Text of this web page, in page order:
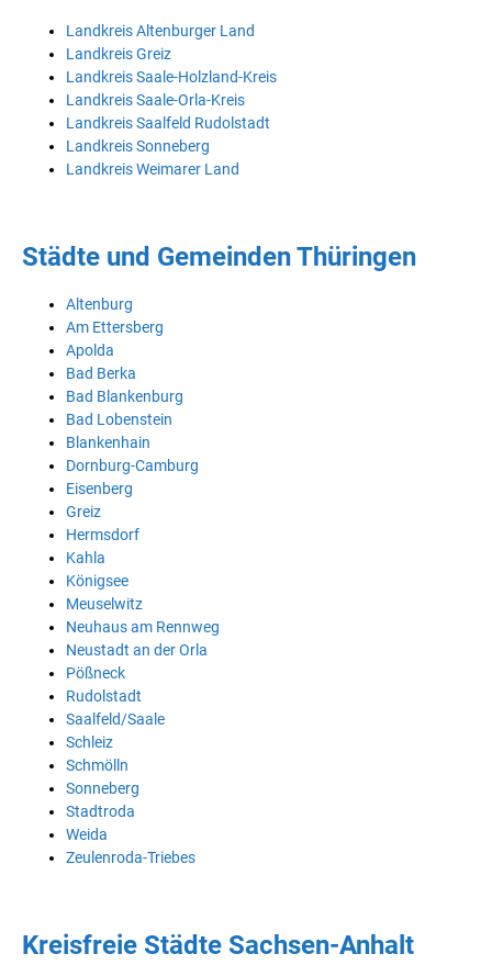
Landkreis Altenburger Land
Landkreis Greiz
Landkreis Saale-Holzland-Kreis
Landkreis Saale-Orla-Kreis
Landkreis Saalfeld Rudolstadt
Landkreis Sonneberg
Landkreis Weimarer Land
Städte und Gemeinden Thüringen
Altenburg
Am Ettersberg
Apolda
Bad Berka
Bad Blankenburg
Bad Lobenstein
Blankenhain
Dornburg-Camburg
Eisenberg
Greiz
Hermsdorf
Kahla
Königsee
Meuselwitz
Neuhaus am Rennweg
Neustadt an der Orla
Pößneck
Rudolstadt
Saalfeld/Saale
Schleiz
Schmölln
Sonneberg
Stadtroda
Weida
Zeulenroda-Triebes
Kreisfreie Städte Sachsen-Anhalt